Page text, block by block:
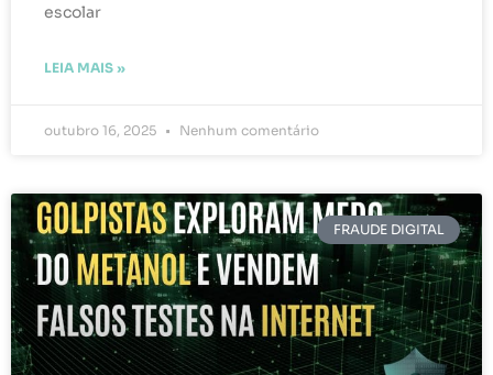
escolar
LEIA MAIS »
outubro 16, 2025 Nenhum comentário
FRAUDE DIGITAL